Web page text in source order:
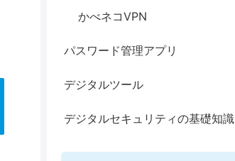
かべネコVPN
パスワード管理アプリ
デジタルツール
デジタルセキュリティの基礎知識